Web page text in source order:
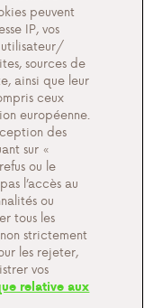
peuvent
IP, vos
sources de
ainsi que leur
ceux
européenne.
des
sur «
ou le
l’accès au
ou
tous les
strictement
les rejeter,
vos
relative aux